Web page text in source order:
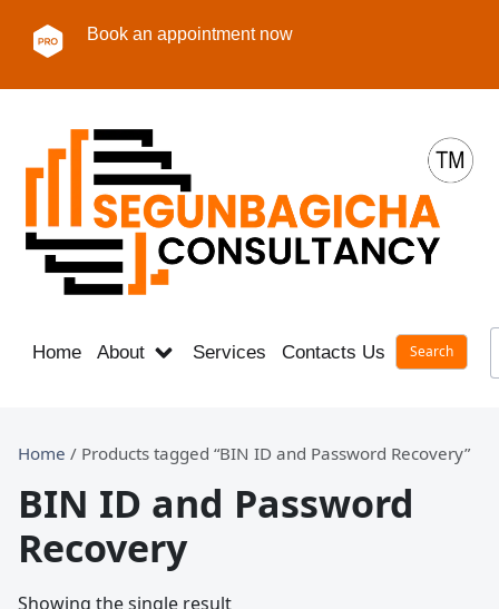
Book an appointment now
Home About Services Contacts Us Career
Home / Products tagged “BIN ID and Password Recovery”
BIN ID and Password
Recovery
Showing the single result